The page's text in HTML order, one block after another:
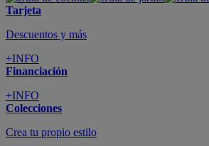
Tarjeta
Descuentos y más
+INFO
Financiación
+INFO
Colecciones
Crea tu propio estilo